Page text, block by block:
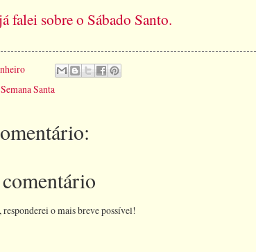
falei sobre o Sábado Santo.
Semana Santa
o mais breve possível!